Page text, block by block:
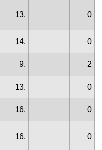
13. 0
14. 0
9. 2
13. 0
16. 0
16. 0